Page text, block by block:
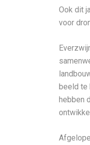
Ook dit
voor
beeld te
hebben